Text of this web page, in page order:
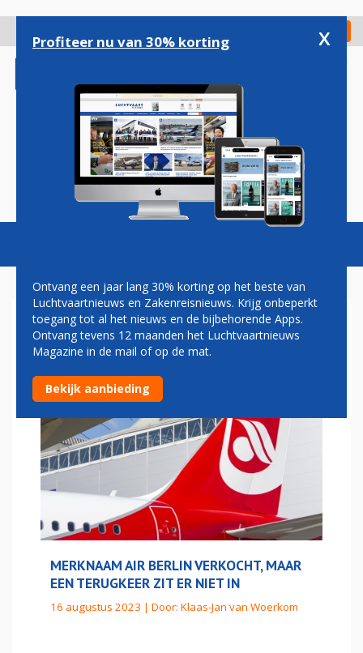
gaan
Check in
Magazine Podcasts Vacatures
FAILLISSEMENT AIRBERLIN
MERKNAAM AIR BERLIN VERKOCHT, MAAR
EEN TERUGKEER ZIT ER NIET IN
16 augustus 2023 | Door: Klaas-Jan van Woerkom
Profiteer nu van 30% korting x
Ontvang een jaar lang 30% korting op het beste van
Luchtvaartnieuws en Zakenreisnieuws. Krijg onbeperkt
toegang tot al het nieuws en de bijbehorende Apps.
Ontvang tevens 12 maanden het Luchtvaartnieuws
Magazine in de mail of op de mat.
Bekijk aanbieding